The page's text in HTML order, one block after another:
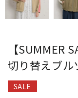
【SUMMER
切り替えブル
SALE